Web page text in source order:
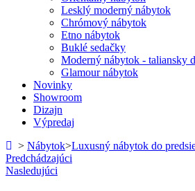
Lesklý moderný nábytok
Chrómový nábytok
Etno nábytok
Buklé sedačky
Moderný nábytok - taliansky
Glamour nábytok
Novinky
Showroom
Dizajn
Výpredaj
> Nábytok>Luxusný nábytok do
Predchádzajúci
Nasledujúci